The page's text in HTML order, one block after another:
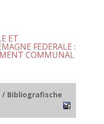
ET
FEDERALE :
COMMUNAL
/ Bibliografische